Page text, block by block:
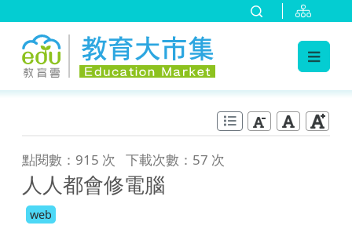
點閱數：915 次 下載次數：57 次
人人都會修電腦
web